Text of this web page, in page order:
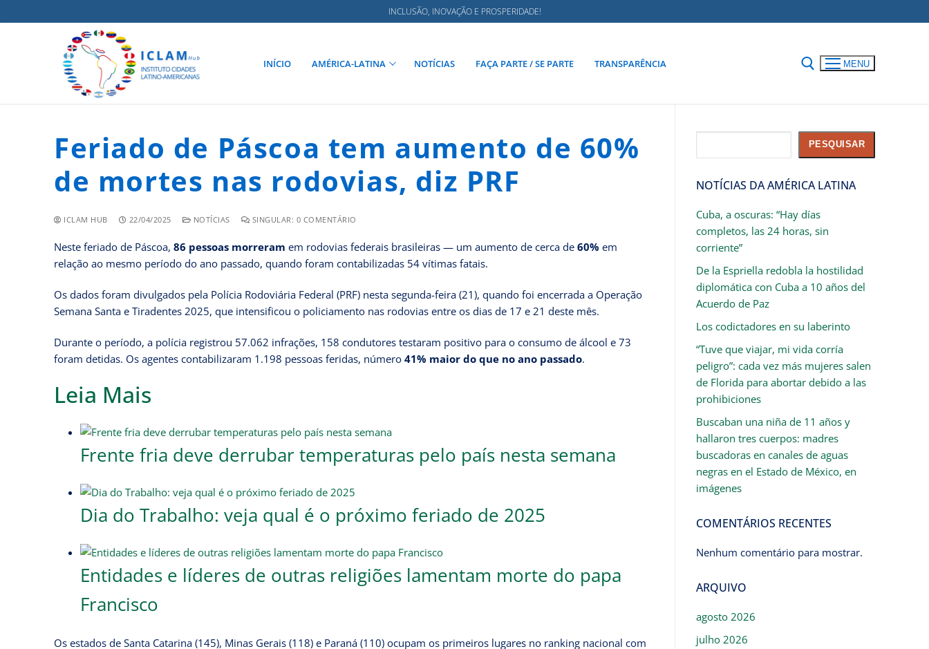
INCLUSÃO, INOVAÇÃO E PROSPERIDADE!
INÍCIO AMÉRICA-LATINA NOTÍCIAS FAÇA PARTE / SE PARTE TRANSPARÊNCIA MENU
Feriado de Páscoa tem aumento de 60%
de mortes nas rodovias, diz PRF
ICLAM HUB 22/04/2025 NOTÍCIAS SINGULAR: 0 COMENTÁRIO
Neste feriado de Páscoa, 86 pessoas morreram em rodovias federais brasileiras — um aumento de cerca de 60% em
relação ao mesmo período do ano passado, quando foram contabilizadas 54 vítimas fatais.
Os dados foram divulgados pela Polícia Rodoviária Federal (PRF) nesta segunda-feira (21), quando foi encerrada a Operação
Semana Santa e Tiradentes 2025, que intensificou o policiamento nas rodovias entre os dias de 17 e 21 deste mês.
Durante o período, a polícia registrou 57.062 infrações, 158 condutores testaram positivo para o consumo de álcool e 73
foram detidas. Os agentes contabilizaram 1.198 pessoas feridas, número 41% maior do que no ano passado.
Leia Mais
Frente fria deve derrubar temperaturas pelo país nesta semana
Dia do Trabalho: veja qual é o próximo feriado de 2025
Entidades e líderes de outras religiões lamentam morte do papa
Francisco
Os estados de Santa Catarina (145), Minas Gerais (118) e Paraná (110) ocupam os primeiros lugares no ranking nacional com
PESQUISAR
NOTÍCIAS DA AMÉRICA LATINA
Cuba, a oscuras: “Hay días
completos, las 24 horas, sin
corriente”
De la Espriella redobla la hostilidad
diplomática con Cuba a 10 años del
Acuerdo de Paz
Los codictadores en su laberinto
“Tuve que viajar, mi vida corría
peligro”: cada vez más mujeres salen
de Florida para abortar debido a las
prohibiciones
Buscaban una niña de 11 años y
hallaron tres cuerpos: madres
buscadoras en canales de aguas
negras en el Estado de México, en
imágenes
COMENTÁRIOS RECENTES
Nenhum comentário para mostrar.
ARQUIVO
agosto 2026
julho 2026